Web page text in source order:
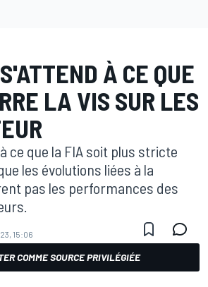
À CE QUE
LA VIS SUR LES
ce que la FIA soit plus stricte
les évolutions liées à la
pas les performances des
15:06
COMME SOURCE PRIVILÉGIÉE